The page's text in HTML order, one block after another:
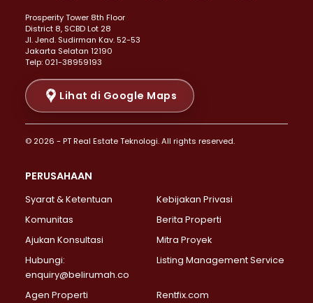
Properti Dijual di Menteng >
Properti Dijual di Senen >
Properti Dijual di Tanah Abang >
Properti Dijual di Cikini >
Properti Dijual di Kramat >
Properti Dijual di Pasar Baru >
Properti Dijual di Bendungan Hilir >
Properti Dijual di Jakarta Selatan >
Properti Dijual di Lebak Bulus >
Properti Dijual di Gandaria Selatan >
Properti Dijual di Pondok Labu >
Properti Dijual di Lenteng Agung >
Properti Dijual di Senayan >
Properti Dijual di Pondok Pinang >
Prosperity Tower 8th Floor
District 8, SCBD Lot 28
JI. Jend. Sudirman Kav. 52-53
Jakarta Selatan 12190
Telp: 021-38959193
Lihat di Google Maps
© 2026 - PT Real Estate Teknologi. All rights reserved.
PERUSAHAAN
Syarat & Ketentuan
Kebijakan Privasi
Komunitas
Berita Properti
Ajukan Konsultasi
Mitra Proyek
Hubungi:
enquiry@belirumah.co
Listing Management Service
Agen Properti Rentfix.com